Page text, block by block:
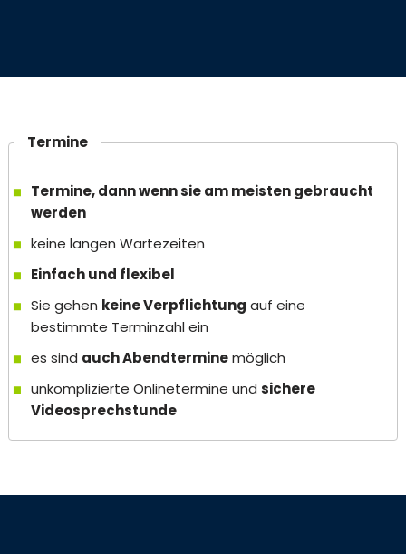
Termine
Termine, dann wenn sie am meisten gebraucht
werden
keine langen Wartezeiten
Einfach und flexibel
Sie gehen keine Verpflichtung auf eine
bestimmte Terminzahl ein
es sind auch Abendterminemöglich
unkomplizierte Onlinetermine undsichere
Videosprechstunde